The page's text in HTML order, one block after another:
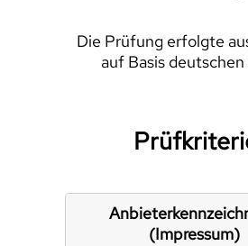
Die Prüfung erfolgte
auf Basis
(Impressum)